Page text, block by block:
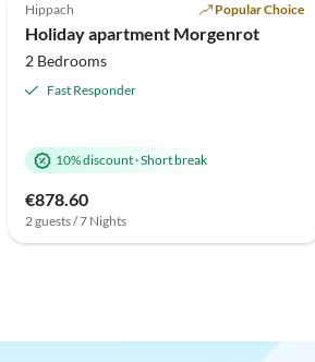
Hippach Popular Choice
Holiday apartment Morgenrot
2 Bedrooms
Fast Responder
10% discount·Short break
€878.60
2 guests / 7 Nights